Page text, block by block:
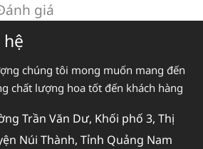
giá
chúng tôi mong muốn mang đến
chất lượng hoa tốt đến khách hàng
Trần Văn Dư, Khối phố 3, Thị
Núi Thành, Tỉnh Quảng Nam